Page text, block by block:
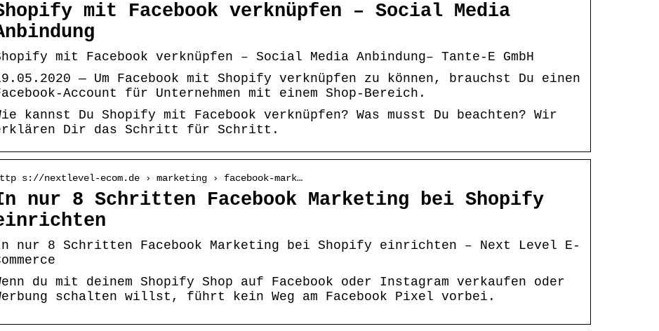
mit Facebook verknüpfen – Social Media
mit Facebook verknüpfen – Social Media Anbindung– Tante-E GmbH
— Um Facebook mit Shopify verknüpfen zu können, brauchst Du einen
Account für Unternehmen mit einem Shop-Bereich.
kannst Du Shopify mit Facebook verknüpfen? Was musst Du beachten? Wir
Dir das Schritt für Schritt.
s://nextlevel-ecom.de › marketing › facebook-mark…
nur 8 Schritten Facebook Marketing bei Shopify
nur 8 Schritten Facebook Marketing bei Shopify einrichten – Next Level E-
du mit deinem Shopify Shop auf Facebook oder Instagram verkaufen oder
schalten willst, führt kein Weg am Facebook Pixel vorbei.